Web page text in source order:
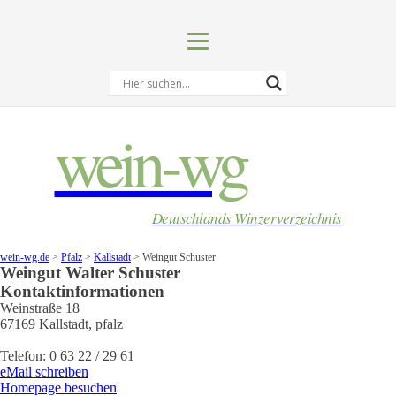
wein-wg
Deutschlands Winzerverzeichnis
wein-wg.de > Pfalz > Kallstadt> Weingut Schuster
Weingut Walter Schuster
Kontaktinformationen
Weinstraße 18
67169 Kallstadt, pfalz
Telefon: 0 63 22 / 29 61
eMail schreiben
Homepage besuchen